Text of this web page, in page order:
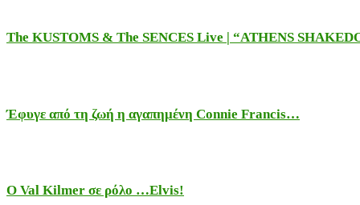
The KUSTOMS & The SENCES Live | “ATHENS
Έφυγε από τη ζωή η αγαπημένη Connie Francis…
Ο Val Kilmer σε ρόλο …Elvis!